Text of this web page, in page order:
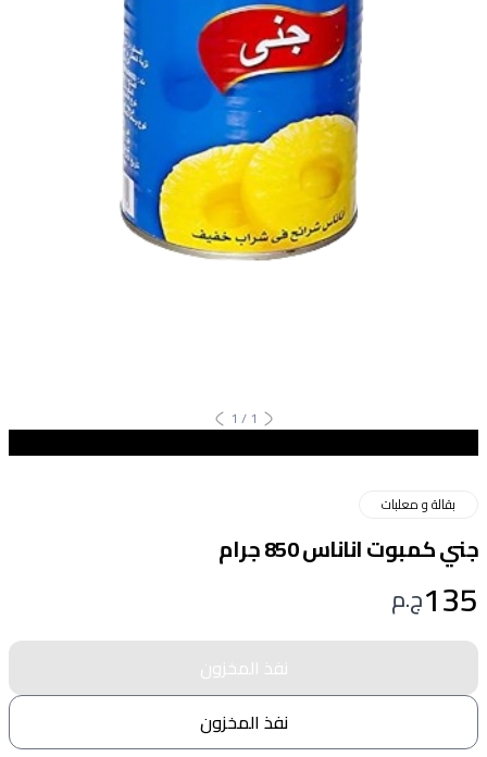
1
/
1
بقالة و معلبات
جني كمبوت اناناس 850 جرام
135ج.م
نفذ المخزون
نفذ المخزون